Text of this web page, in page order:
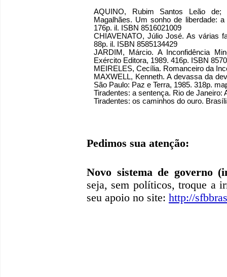
AQUINO, Rubim Santos Leão de;
Magalhães. Um sonho de liberdade:
176p. il. ISBN 8516021009
CHIAVENATO, Júlio José. As várias
88p. il. ISBN 8585134429
JARDIM, Márcio. A Inconfidência
Exército Editora, 1989. 416p. ISBN
MEIRELES, Cecília. Romanceiro da
MAXWELL, Kenneth. A devassa da
São Paulo: Paz e Terra, 1985. 318p.
Tiradentes: a sentença. Rio de Janeiro:
Tiradentes: os caminhos do ouro.
Pedimos sua atenção:
Novo sistema de governo
seja, sem políticos, troque a
seu apoio no site: http://